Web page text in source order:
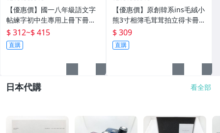
【優惠價】國一八年級語文字
帖練字初中生專用上冊下冊同
步人教版練字帖九年級衡水體
鋼筆正楷楷體初一每日一練中
學生中文臨摹硬筆書
$ 312~$ 415
直購
【優惠價】原創韓系ins毛絨小
熊3寸相簿毛茸茸拍立得卡冊專
輯小卡追星收納冊
$ 309
直購
日本代購 看全部